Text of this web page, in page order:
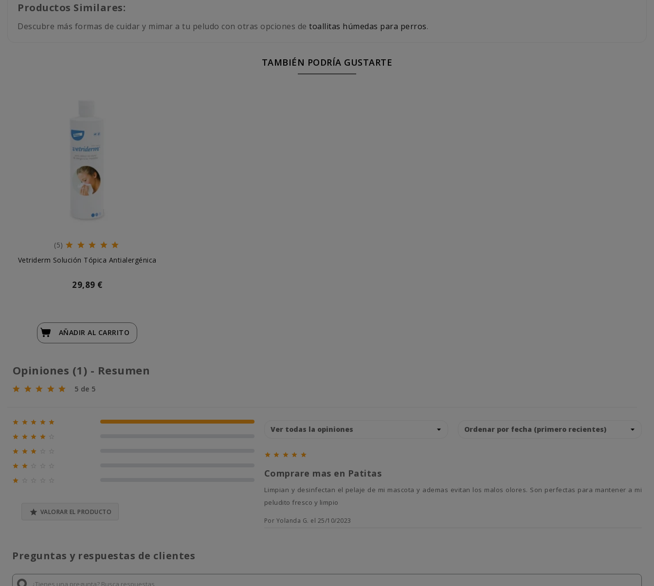
Productos Similares:
Descubre más formas de cuidar y mimar a tu peludo con otras opciones de toallitas húmedas para perros.
TAMBIÉN PODRÍA GUSTARTE
(5)
Vetriderm Solución Tópica Antialergénica
29,89 €
AÑADIR AL CARRITO
Opiniones (1) - Resumen
5 de 5
     100% (1)
   
  
 

 VALORAR EL PRODUCTO
    
Comprare mas en Patitas
Limpian y desinfectan el pelaje de mi mascota y ademas evitan los malos olores. Son perfectas para mantener a mi
peludito fresco y limpio
Por Yolanda G. el 25/10/2023
Preguntas y respuestas de clientes